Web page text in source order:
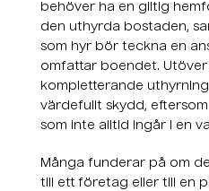
behöver ha en giltig
den uthyrda bostaden,
som hyr bör teckna en
omfattar boendet. Utöver
kompletterande
värdefullt skydd,
som inte alltid ingår i en
Många funderar på om
till ett företag eller till en